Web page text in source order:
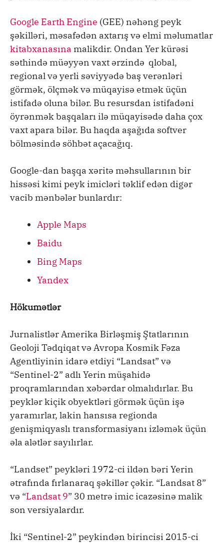
Google Earth Engine (GEE) nəhəng peyk
şəkilləri, məsafədən axtarış və elmi məlumatlar
kitabxanasına malikdir. Ondan Yer kürəsi
səthində müəyyən vaxt ərzində qlobal,
regional və yerli səviyyədə baş verənləri
görmək, ölçmək və müqayisə etmək üçün
istifadə oluna bilər. Bu resursdan istifadəni
öyrənmək başqaları ilə müqayisədə daha çox
vaxt apara bilər. Bu haqda aşağıda softver
bölməsində söhbət açacağıq.
Google-dan başqa xəritə məhsullarının bir
hissəsi kimi peyk imicləri təklif edən digər
vacib mənbələr bunlardır:
Apple Maps
Baidu
Bing Maps
Yandex
Hökumətlər
Jurnalistlər Amerika Birləşmiş Ştatlarının
Geoloji Tədqiqat və Avropa Kosmik Fəza
Agentliyinin idarə etdiyi “Landsat” və
“Sentinel-2” adlı Yerin müşahidə
proqramlarından xəbərdar olmalıdırlar. Bu
peyklər kiçik obyektləri görmək üçün işə
yaramırlar, lakin hansısa regionda
genişmiqyaslı transformasiyanı izləmək üçün
əla alətlər sayılırlar.
“Landset” peykləri 1972-ci ildən bəri Yerin
ətrafında fırlanaraq şəkillər çəkir. “Landsat 8”
və “Landsat 9” 30 metrə imic icazəsinə malik
son versiyalardır.
İki “Sentinel-2” peykindən birincisi 2015-ci